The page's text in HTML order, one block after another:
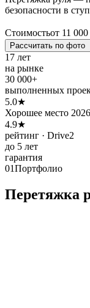
безопасности в
Стоимостьот 11
Рассчитать по фото
17 лет
на рынке
30 000+
выполненных
5.0★
Хорошее место
4.9★
рейтинг · Drive2
до 5 лет
гарантия
01Портфолио
Перетяжка